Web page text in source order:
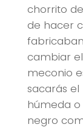
chorrito
de hacer
cambiar
meconio
sacarás
húmeda o
negro